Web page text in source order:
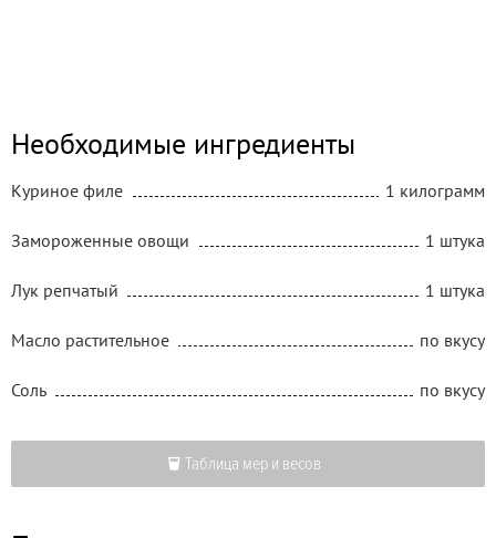
Необходимые ингредиенты
Куриное филе 1 килограмм
Замороженные овощи 1 штука
Лук репчатый 1 штука
Масло растительное по вкусу
Соль по вкусу
Таблица мер и весов